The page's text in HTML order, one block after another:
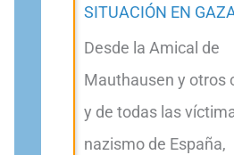
SITUACIÓN EN
Desde la Amical de
Mauthausen y otros
y de todas las
nazismo de España,